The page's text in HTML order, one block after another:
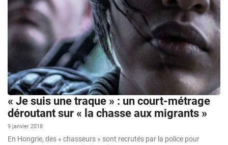
« Je suis une traque » : un court-métrage
déroutant sur « la chasse aux migrants »
9 janvier 2018
En Hongrie, des « chasseurs » sont recrutés par la police pour